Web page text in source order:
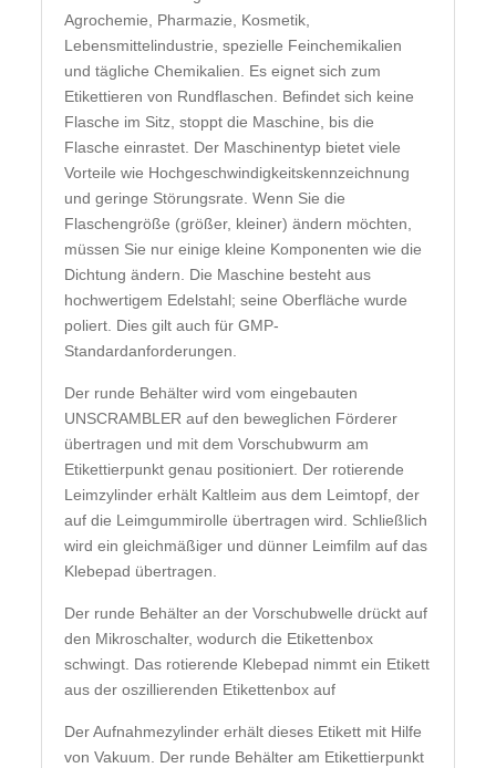
Agrochemie, Pharmazie, Kosmetik,
Lebensmittelindustrie, spezielle Feinchemikalien
und tägliche Chemikalien. Es eignet sich zum
Etikettieren von Rundflaschen. Befindet sich keine
Flasche im Sitz, stoppt die Maschine, bis die
Flasche einrastet. Der Maschinentyp bietet viele
Vorteile wie Hochgeschwindigkeitskennzeichnung
und geringe Störungsrate. Wenn Sie die
Flaschengröße (größer, kleiner) ändern möchten,
müssen Sie nur einige kleine Komponenten wie die
Dichtung ändern. Die Maschine besteht aus
hochwertigem Edelstahl; seine Oberfläche wurde
poliert. Dies gilt auch für GMP-
Standardanforderungen.
Der runde Behälter wird vom eingebauten
UNSCRAMBLER auf den beweglichen Förderer
übertragen und mit dem Vorschubwurm am
Etikettierpunkt genau positioniert. Der rotierende
Leimzylinder erhält Kaltleim aus dem Leimtopf, der
auf die Leimgummirolle übertragen wird. Schließlich
wird ein gleichmäßiger und dünner Leimfilm auf das
Klebepad übertragen.
Der runde Behälter an der Vorschubwelle drückt auf
den Mikroschalter, wodurch die Etikettenbox
schwingt. Das rotierende Klebepad nimmt ein Etikett
aus der oszillierenden Etikettenbox auf
Der Aufnahmezylinder erhält dieses Etikett mit Hilfe
von Vakuum. Der runde Behälter am Etikettierpunkt